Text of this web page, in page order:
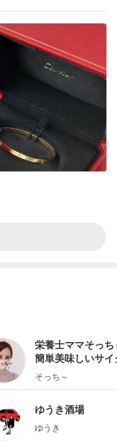
栄養士ママそっち
簡単美味しいサイ
献立
そっち～
ゆうき酒場
ゆうき